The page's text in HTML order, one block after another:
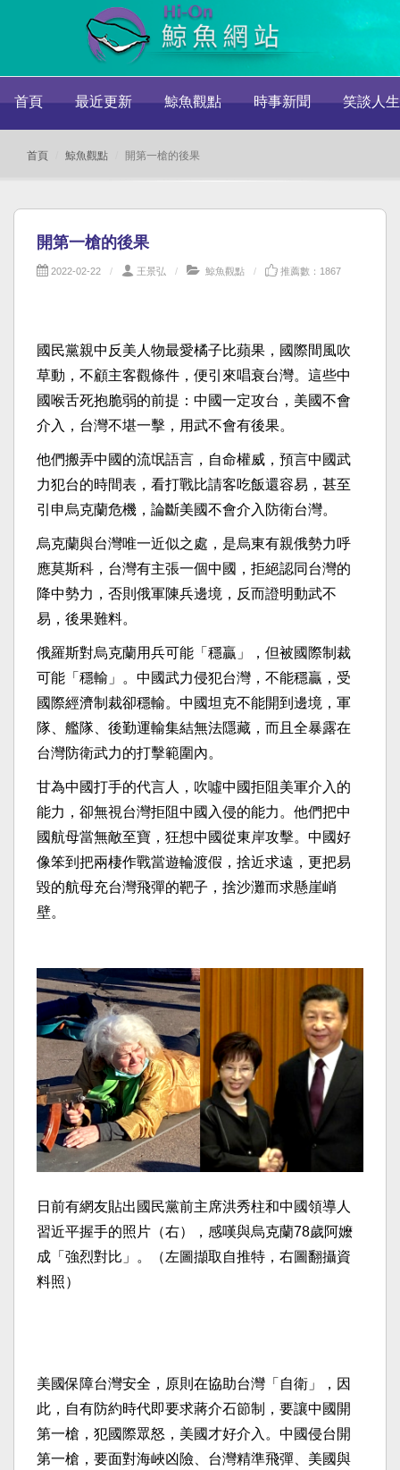
首頁 最近更新 鯨魚觀點 時事新聞 笑談人生
首頁 鯨魚觀點 開第一槍的後果
開第一槍的後果
2022-02-22 王景弘 鯨魚觀點 推薦數：1867
國民黨親中反美人物最愛橘子比蘋果，國際間風吹
草動，不顧主客觀條件，便引來唱衰台灣。這些中
國喉舌死抱脆弱的前提：中國一定攻台，美國不會
介入，台灣不堪一擊，用武不會有後果。
他們搬弄中國的流氓語言，自命權威，預言中國武
力犯台的時間表，看打戰比請客吃飯還容易，甚至
引申烏克蘭危機，論斷美國不會介入防衛台灣。
烏克蘭與台灣唯一近似之處，是烏東有親俄勢力呼
應莫斯科，台灣有主張一個中國，拒絕認同台灣的
降中勢力，否則俄軍陳兵邊境，反而證明動武不
易，後果難料。
俄羅斯對烏克蘭用兵可能「穩贏」，但被國際制裁
可能「穩輸」。中國武力侵犯台灣，不能穩贏，受
國際經濟制裁卻穩輸。中國坦克不能開到邊境，軍
隊、艦隊、後勤運輸集結無法隱藏，而且全暴露在
台灣防衛武力的打擊範圍內。
甘為中國打手的代言人，吹噓中國拒阻美軍介入的
能力，卻無視台灣拒阻中國入侵的能力。他們把中
國航母當無敵至寶，狂想中國從東岸攻擊。中國好
像笨到把兩棲作戰當遊輪渡假，捨近求遠，更把易
毀的航母充台灣飛彈的靶子，捨沙灘而求懸崖峭
壁。
日前有網友貼出國民黨前主席洪秀柱和中國領導人
習近平握手的照片（右），感嘆與烏克蘭78歲阿嬤
成「強烈對比」。（左圖擷取自推特，右圖翻攝資
料照）
美國保障台灣安全，原則在協助台灣「自衛」，因
此，自有防約時代即要求蔣介石節制，要讓中國開
第一槍，犯國際眾怒，美國才好介入。中國侵台開
第一槍，要面對海峽凶險、台灣精準飛彈、美國與